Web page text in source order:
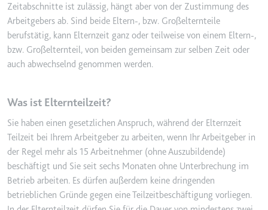
Zeitabschnitte ist zulässig, hängt aber von der Zustimmung des
Arbeitgebers ab. Sind beide Eltern-, bzw. Großelternteile
berufstätig, kann Elternzeit ganz oder teilweise von einem Eltern-,
bzw. Großelternteil, von beiden gemeinsam zur selben Zeit oder
auch abwechselnd genommen werden.
Was ist Elternteilzeit?
Sie haben einen gesetzlichen Anspruch, während der Elternzeit
Teilzeit bei Ihrem Arbeitgeber zu arbeiten, wenn Ihr Arbeitgeber in
der Regel mehr als 15 Arbeitnehmer (ohne Auszubildende)
beschäftigt und Sie seit sechs Monaten ohne Unterbrechung im
Betrieb arbeiten. Es dürfen außerdem keine dringenden
betrieblichen Gründe gegen eine Teilzeitbeschäftigung vorliegen.